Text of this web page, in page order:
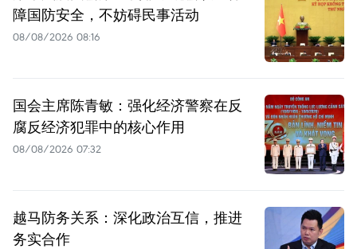
障国防安全，不妨碍民事活动
08/08/2026 08:16
国会主席陈青敏：强化经济警察在反
腐反经济犯罪中的核心作用
08/08/2026 07:32
越马防务关系：深化政治互信，推进
务实合作